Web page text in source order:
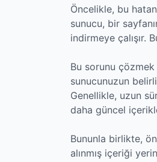
Öncelikle, bu
sunucu, bir
indirmeye çalışır.
Bu sorunu
sunucunuzun
Genellikle, uzun
daha güncel
Bununla birlikte,
alınmış içeriği